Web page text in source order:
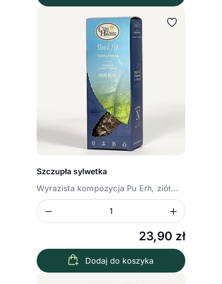
Szczupła sylwetka
Wyrazista kompozycja Pu Erh, ziół...
23,90 zł
Zmniejsz ilość
Dodaj do koszyka